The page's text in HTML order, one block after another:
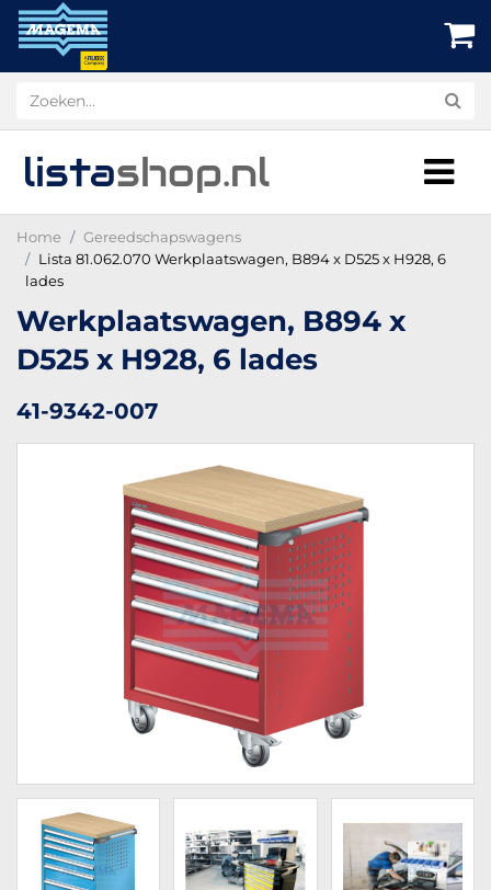
listashop.nl
Home
Gereedschapswagens
Lista 81.062.070 Werkplaatswagen, B894 x D525 x H928, 6
lades
Werkplaatswagen, B894 x
D525 x H928, 6 lades
41-9342-007